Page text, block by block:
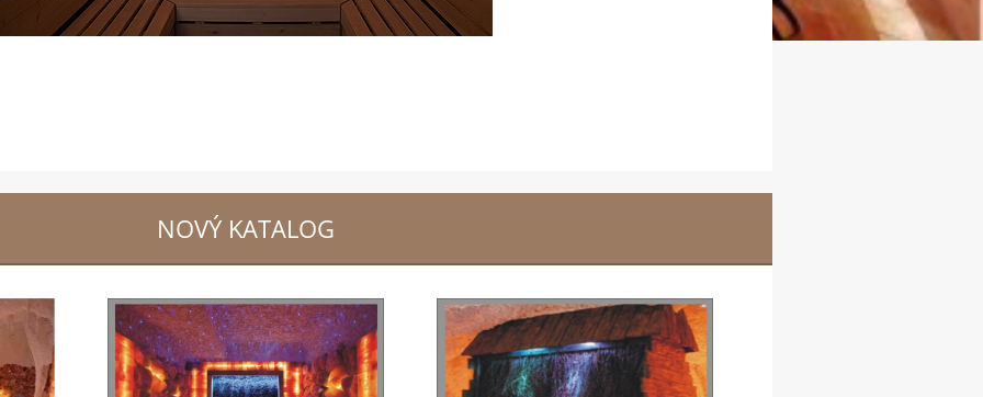
NOVÝ KATALOG